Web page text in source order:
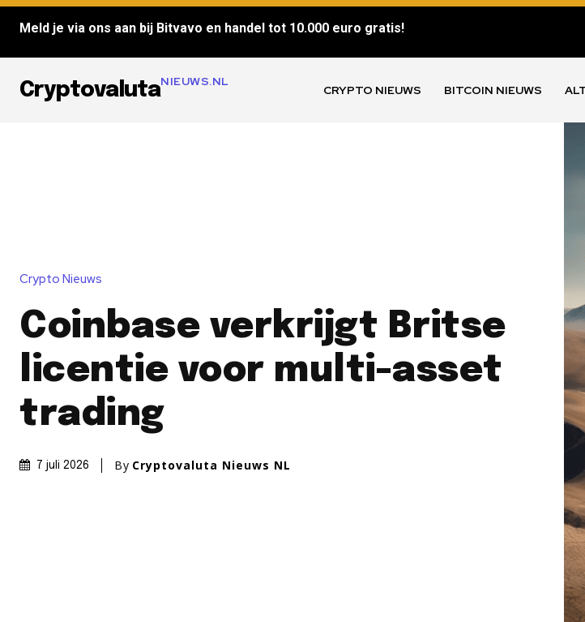
Meld je via ons aan bij Bitvavo en handel tot 10.000 euro gratis!
CryptovalutaNIEUWS.NL
CRYPTO NIEUWS BITCOIN NIEUWS
Crypto Nieuws
Coinbase verkrijgt Britse
licentie voor multi-asset
trading
7 juli 2026 By Cryptovaluta Nieuws NL